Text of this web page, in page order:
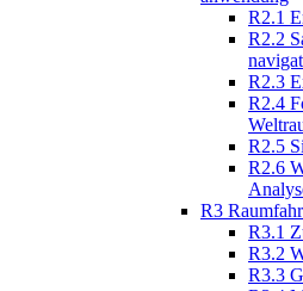
R2.1
R2.2
R2.3
R2.4
R2.5
R2.6
R3
R3.1
R3.2
R3.3